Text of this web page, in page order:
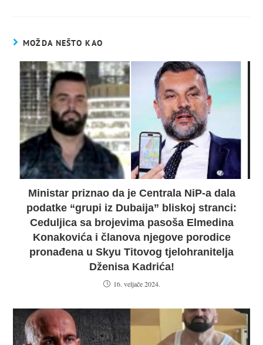
MOŽDA NEŠTO KAO
Ministar priznao da je Centrala NiP-a dala
podatke “grupi iz Dubaija” bliskoj stranci:
Ceduljica sa brojevima pasoša Elmedina
Konakovića i članova njegove porodice
pronađena u Skyu Titovog tjelohranitelja
Dženisa Kadrića!
16. veljače 2024.